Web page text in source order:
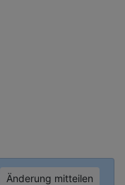
Änderung mitteilen